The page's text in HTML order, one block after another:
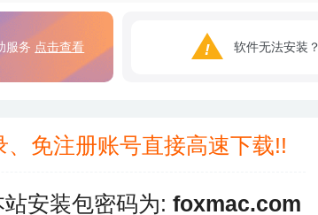
服务 点击查看 软件无法安装
、免注册账号直接高速下载!!
站安装包密码为: foxmac.com